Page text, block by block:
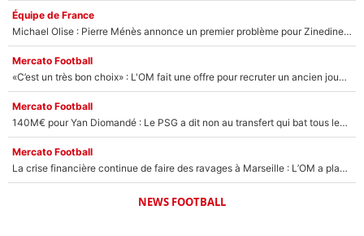
Équipe de France
Michael Olise : Pierre Ménès annonce un premier problème pour Zinedine Zidane en équipe de France
Mercato Football
«C’est un très bon choix» : L'OM fait une offre pour recruter un ancien joueur du PSG... et c'est validé dans l'After Foot !
Mercato Football
140M€ pour Yan Diomandé : Le PSG a dit non au transfert qui bat tous les records sur le mercato
Mercato Football
La crise financière continue de faire des ravages à Marseille : L’OM a placé 12 joueurs sur le marché des transferts… et ça pourrait lui rapporter près de 100M€ !
NEWS FOOTBALL